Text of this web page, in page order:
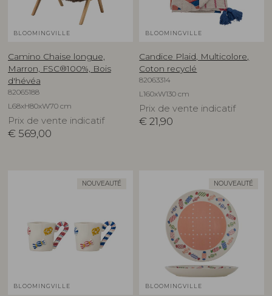
BLOOMINGVILLE
Camino Chaise longue,
Marron, FSC®100%, Bois
d'hévéa
82065188
L68xH80xW70 cm
Prix de vente indicatif
€ 569,00
BLOOMINGVILLE
Candice Plaid, Multicolore,
Coton recyclé
82063314
L160xW130 cm
Prix de vente indicatif
€ 21,90
NOUVEAUTÉ
BLOOMINGVILLE
NOUVEAUTÉ
BLOOMINGVILLE